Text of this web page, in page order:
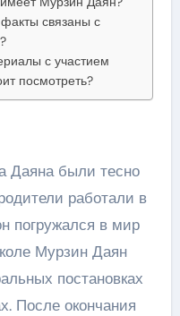
связаны с
с участием
посмотреть?
Даяна были тесно
работали в
погружался в мир
Мурзин Даян
постановках
После окончания